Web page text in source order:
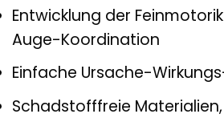
Entwicklung der
Auge-Koordination
Einfache Ursache-
Schadstofffreie Materialien,